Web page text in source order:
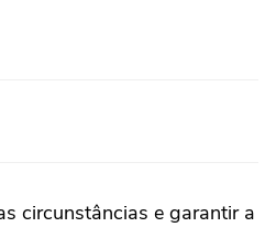
circunstâncias e garantir a